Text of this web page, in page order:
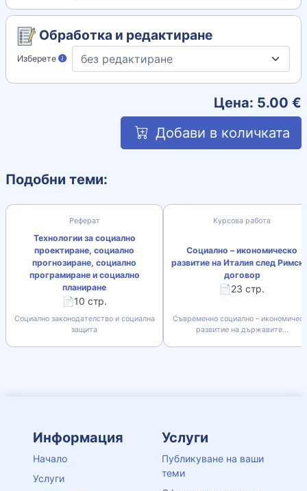
Обработка и редактиране
Изберете
Цена: 5.00 €
Добави в количката
Подобни теми:
Реферат
Технологии за социално
проектиране, социално
прогнозиране, социално
програмиране и социално
планиране
📄10 стр.
Социално законодателство и социална
защита
Курсова работа
Социално – икономическо
развитие на Италия след
договор
📄23 стр.
Съвременно социално –
развитие на държавите...
Информация
Начало
Услуги
Услуги
Публикуване на ваши
теми